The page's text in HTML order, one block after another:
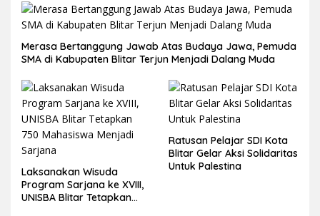
Merasa Bertanggung Jawab Atas Budaya Jawa, Pemuda
SMA di Kabupaten Blitar Terjun Menjadi Dalang Muda
Laksanakan Wisuda
Program Sarjana ke XVIII,
UNISBA Blitar Tetapkan
Ratusan Pelajar SDI Kota
Blitar Gelar Aksi Solidaritas
Untuk Palestina